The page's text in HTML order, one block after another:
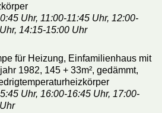
Uhr, 11:00-11:45 Uhr, 12:00-
14:15-15:00 Uhr
für Heizung, Einfamilienhaus mit
1982, 145 + 33m², gedämmt,
Uhr, 16:00-16:45 Uhr, 17:00-